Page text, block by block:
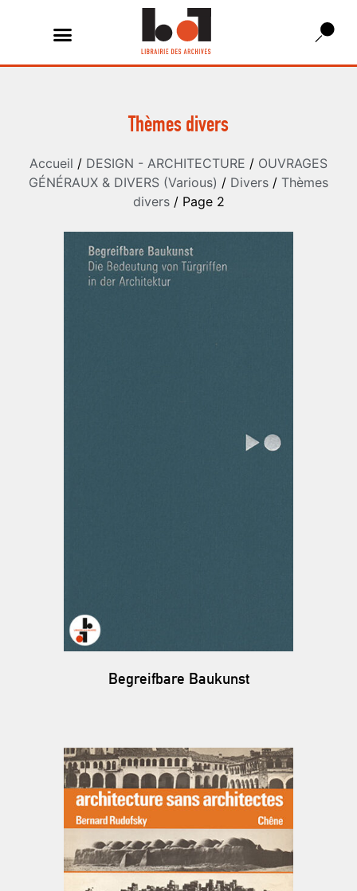
Thèmes divers
Accueil / DESIGN - ARCHITECTURE / OUVRAGES
GÉNÉRAUX & DIVERS (Various) / Divers / Thèmes
divers/ Page 2
Begreifbare Baukunst